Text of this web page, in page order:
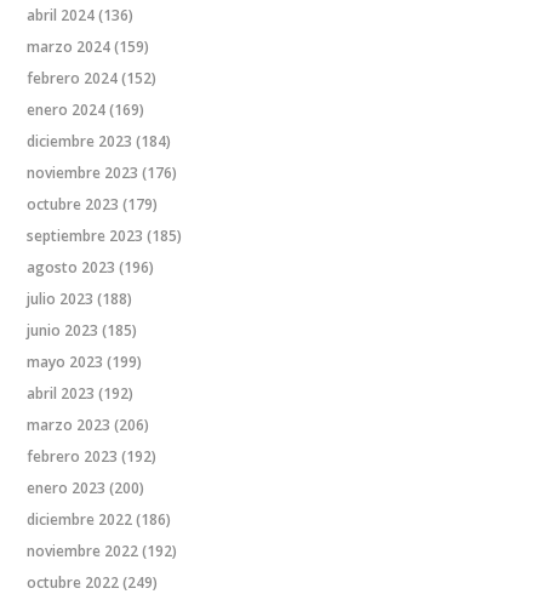
abril 2024(136)
marzo 2024(159)
febrero 2024(152)
enero 2024(169)
diciembre 2023 (184)
noviembre 2023 (176)
octubre 2023 (179)
septiembre 2023 (185)
agosto 2023 (196)
julio 2023 (188)
junio 2023 (185)
mayo 2023 (199)
abril 2023 (192)
marzo 2023 (206)
febrero 2023 (192)
enero 2023 (200)
diciembre 2022(186)
noviembre 2022(192)
octubre 2022(249)